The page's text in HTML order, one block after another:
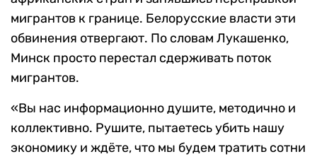
мигрантов к границе. Белорусские власти эти
обвинения отвергают. По словам Лукашенко,
Минск просто перестал сдерживать поток
мигрантов.
«Вы нас информационно душите, методично и
коллективно. Рушите, пытаетесь убить нашу
экономику и ждёте, что мы будем тратить сотни